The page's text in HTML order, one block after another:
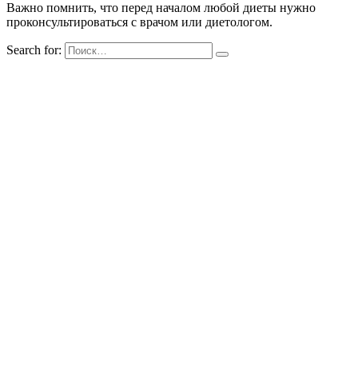
Важно помнить, что перед началом любой диеты нужно
проконсультироваться с врачом или диетологом.
Search for: